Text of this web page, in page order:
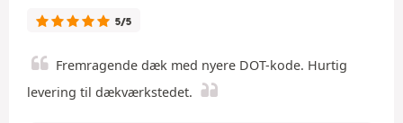
5/5
Fremragende dæk med nyere DOT-kode. Hurtig
levering til dækværkstedet.